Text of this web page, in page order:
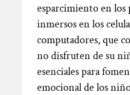
esparcimiento en los
inmersos en los
computadores, que
no disfruten de su
esenciales para
emocional de los